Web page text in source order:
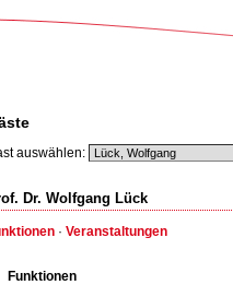
auswählen:
Dr. Wolfgang Lück
· Veranstaltungen
Funktionen